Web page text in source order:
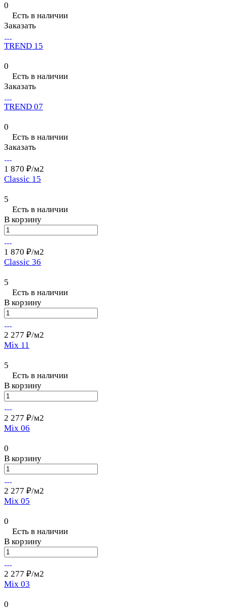
0
Есть в наличии
Заказать
TREND 15
0
Есть в наличии
Заказать
TREND 07
0
Есть в наличии
Заказать
1 870 ₽/м2
Classic 15
5
Есть в наличии
В корзину
1 870 ₽/м2
Classic 36
5
Есть в наличии
В корзину
2 277 ₽/м2
Mix 11
5
Есть в наличии
В корзину
2 277 ₽/м2
Mix 06
0
В корзину
2 277 ₽/м2
Mix 05
0
Есть в наличии
В корзину
2 277 ₽/м2
Mix 03
0